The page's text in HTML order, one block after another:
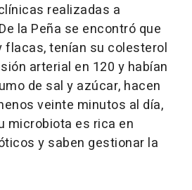
realizadas a
la Peña se encontró que
tenían su colesterol
arterial en 120 y habían
de sal y azúcar, hacen
veinte minutos al día,
microbiota es rica en
y saben gestionar la